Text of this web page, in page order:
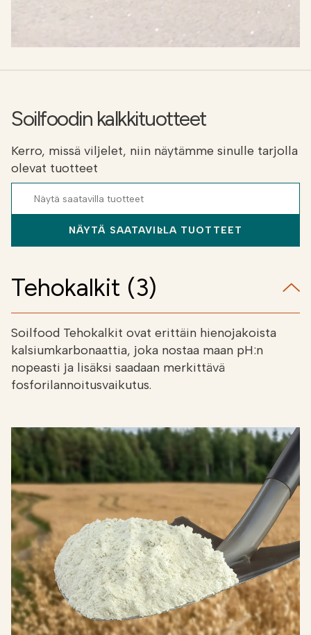
Soilfoodin kalkkituotteet
Kerro, missä viljelet, niin näytämme sinulle tarjolla
olevat tuotteet
NÄYTÄ SAATAVILLA TUOTTEET
Tehokalkit (3)
Soilfood Tehokalkit ovat erittäin hienojakoista
kalsiumkarbonaattia, joka nostaa maan pH:n
nopeasti ja lisäksi saadaan merkittävä
fosforilannoitusvaikutus.